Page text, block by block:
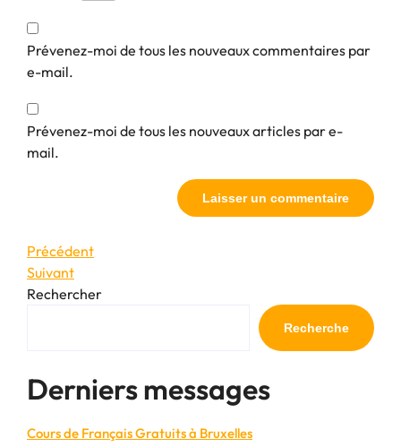
Prévenez-moi de tous les nouveaux commentaires par
e-mail.
Prévenez-moi de tous les nouveaux articles par e-
mail.
Navigation
de
Article
précédent
Précédent
Article
suivant
Suivant
Rechercher
Recherche
Derniers messages
Cours de Français Gratuits à Bruxelles